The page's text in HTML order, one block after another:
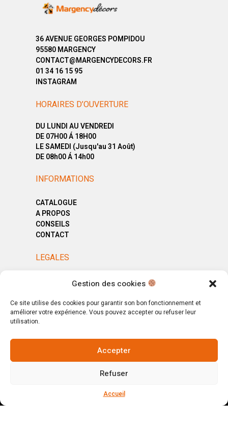
Gestion des cookies
Ce site utilise des cookies pour garantir son bon fonctionnement et
améliorer votre expérience. Vous pouvez accepter ou refuser leur
utilisation.
Accepter
Refuser
Accueil
36 AVENUE GEORGES POMPIDOU
95580 MARGENCY
CONTACT@MARGENCYDECORS.FR
01 34 16 15 95
INSTAGRAM
HORAIRES D’OUVERTURE
DU LUNDI AU VENDREDI
DE 07H00 Á 18H00
LE SAMEDI (Jusqu'au 31 Août)
DE 08h00 Á 14h00
INFORMATIONS
CATALOGUE
A PROPOS
CONSEILS
CONTACT
LEGALES
MENTIONS LÉGALES
CGV
© Copyright 2025. All Rights Reserved.
Votre magasin, votre intérieur.